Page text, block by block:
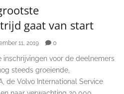
gaat van start
11, 2019 0
voor de deelnemers
steeds groeiende,
de Volvo International Service